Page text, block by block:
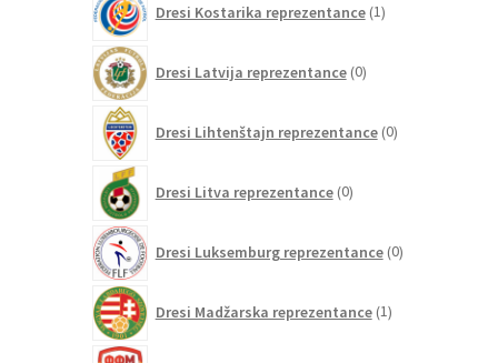
Dresi Kostarika reprezentance 1izdelek
Dresi Latvija reprezentance 0izdelkov
Dresi Lihtenštajn reprezentance 0izdelkov
Dresi Litva reprezentance 0izdelkov
Dresi Luksemburg reprezentance 0izdelkov
Dresi Madžarska reprezentance 1izdelek